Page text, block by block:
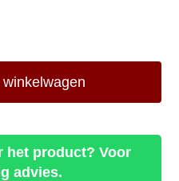
winkelwagen
het product? Voor
advies.